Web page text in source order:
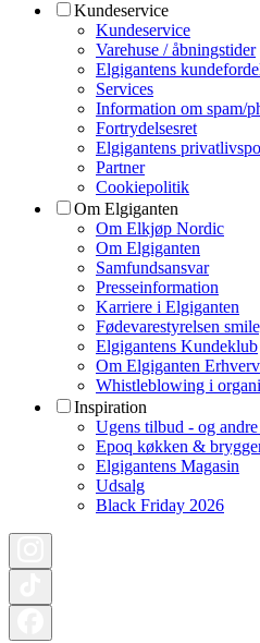
Kundeservice
Kundeservice
Varehuse / åbningstider
Elgigantens
Services
Information om spam/
Fortrydelsesret
Elgigantens
Partner
Cookiepolitik
Om Elgiganten
Om Elkjøp Nordic
Om Elgiganten
Samfundsansvar
Presseinformation
Karriere i Elgiganten
Fødevarestyrelsen
Elgigantens Kundeklub
Om Elgiganten Erhverv
Whistleblowing i
Inspiration
Ugens tilbud - og
Epoq køkken &
Elgigantens Magasin
Udsalg
Black Friday 2026